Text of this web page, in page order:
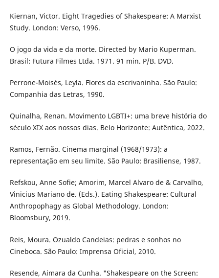
Kiernan, Victor. Eight Tragedies of Shakespeare: A Marxist
Study. London: Verso, 1996.
O jogo da vida e da morte. Directed by Mario Kuperman.
Brasil: Futura Filmes Ltda. 1971. 91 min. P/B. DVD.
Perrone-Moisés, Leyla. Flores da escrivaninha. São Paulo:
Companhia das Letras, 1990.
Quinalha, Renan. Movimento LGBTI+: uma breve história do
século XIX aos nossos dias. Belo Horizonte: Autêntica, 2022.
Ramos, Fernão. Cinema marginal (1968/1973): a
representação em seu limite. São Paulo: Brasiliense, 1987.
Refskou, Anne Sofie; Amorim, Marcel Alvaro de & Carvalho,
Vinicius Mariano de. (Eds.). Eating Shakespeare: Cultural
Anthropophagy as Global Methodology. London:
Bloomsbury, 2019.
Reis, Moura. Ozualdo Candeias: pedras e sonhos no
Cineboca. São Paulo: Imprensa Oficial, 2010.
Resende, Aimara da Cunha. "Shakespeare on the Screen: